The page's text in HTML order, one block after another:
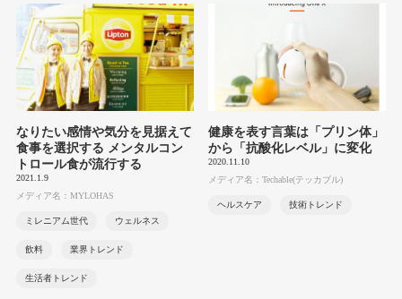
なりたい感情や気分を見据えて
食事を選択する メンタルコン
トロール食が流行する
2021.1.9
メディア名：MYLOHAS
ミレニアム世代 ウェルネス
飲料 業界トレンド
生活者トレンド
健康を表す言葉は「プリン体」
から「抗酸化レベル」に変化
2020.11.10
メディア名：Techable(テッカブル)
ヘルスケア 技術トレンド